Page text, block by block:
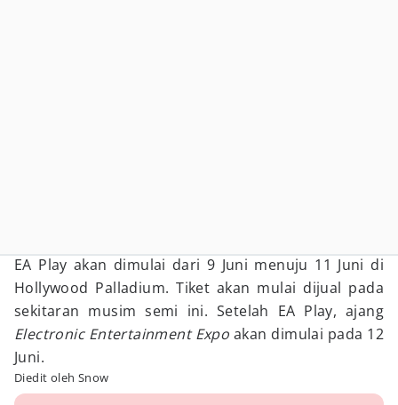
EA Play akan dimulai dari 9 Juni menuju 11 Juni di
Hollywood Palladium. Tiket akan mulai dijual pada
sekitaran musim semi ini. Setelah EA Play, ajang
Electronic Entertainment Expo akan dimulai pada 12
Juni.
Diedit oleh Snow